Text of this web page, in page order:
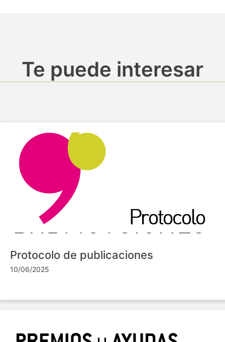
Te puede interesar
Protocolo de publicaciones
10/06/2025